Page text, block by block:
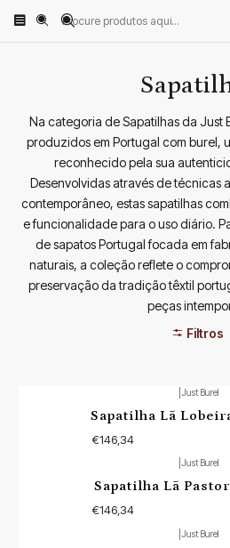
Início PRODUTOS CALÇADO
Na categoria de Sapatilhas da Just
produzidos em Portugal com burel,
reconhecido pela sua
Desenvolvidas através de técnicas
contemporâneo, estas sapatilhas
e funcionalidade para o uso diário.
de sapatos Portugal focada em
naturais, a coleção reflete o
preservação da tradição têxtil
peças
Filtros
Just Burel
Sapatilha Lã
€146,34
Just Burel
Sapatilha Lã
€146,34
Just Burel